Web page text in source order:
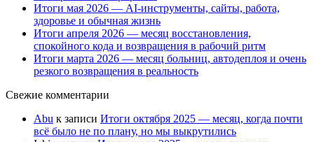
Итоги мая 2026 — AI-инструменты, сайты, работа,
здоровье и обычная жизнь
Итоги апреля 2026 — месяц восстановления,
спокойного кода и возвращения в рабочий ритм
Итоги марта 2026 — месяц больниц, автодеплоя и очень
резкого возвращения в реальность
Свежие комментарии
Abu к записи Итоги октября 2025 — месяц, когда почти
всё было не по плану, но мы выкрутились